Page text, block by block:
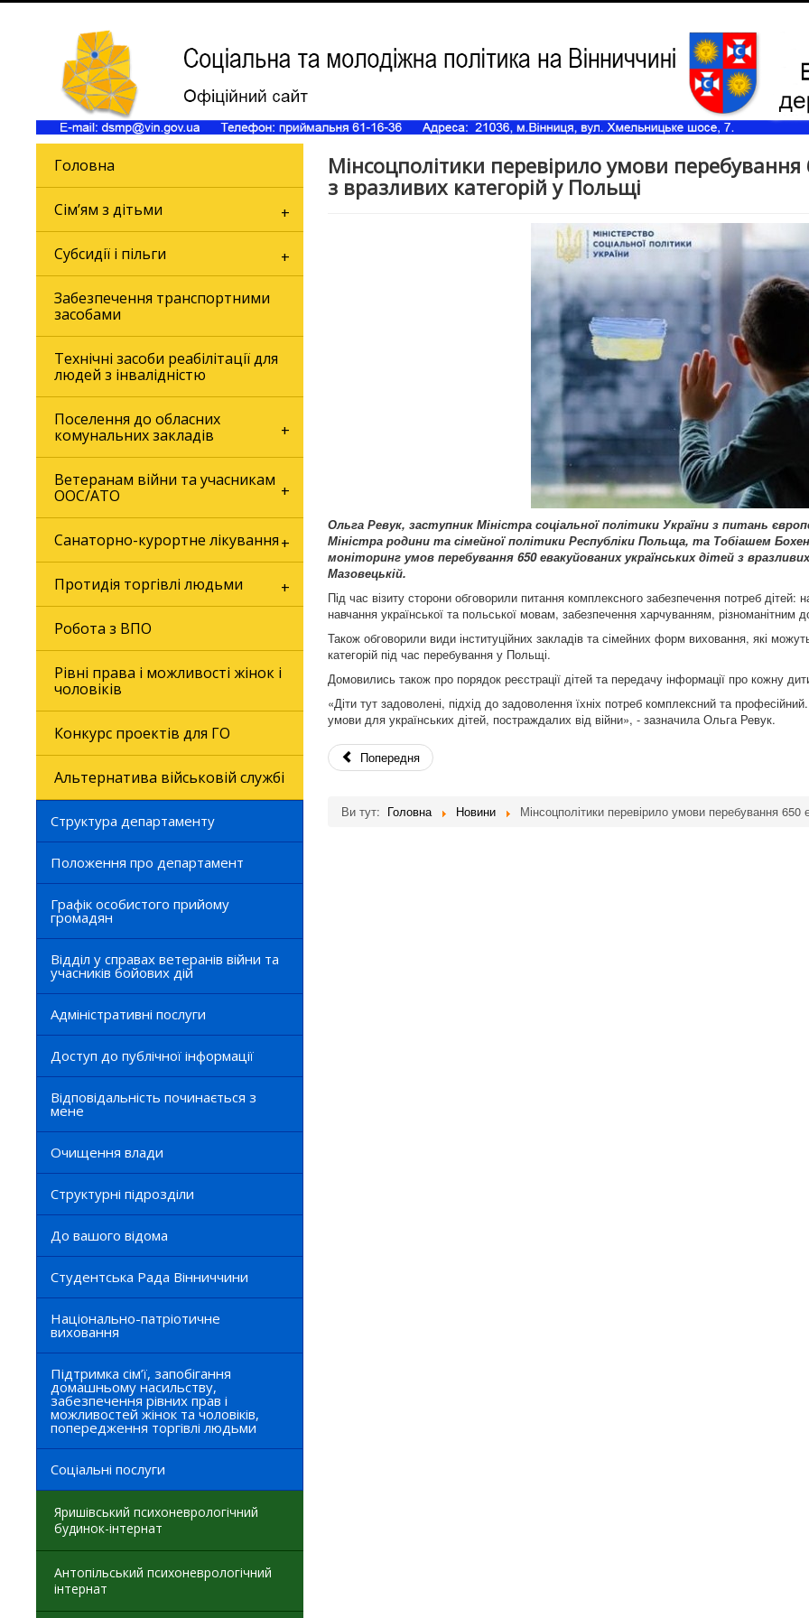
Головна
Сім’ям з дітьми
Субсидії і пільги
Забезпечення транспортними
засобами
Технічні засоби реабілітації для
людей з інвалідністю
Поселення до обласних
комунальних закладів
Ветеранам війни та учасникам
ООС/АТО
Санаторно-курортне лікування
Протидія торгівлі людьми
Робота з ВПО
Рівні права і можливості жінок і
чоловіків
Конкурс проектів для ГО
Альтернатива військовій службі
Структура департаменту
Положення про департамент
Графік особистого прийому
громадян
Відділ у справах ветеранів війни та
учасників бойових дій
Адміністративні послуги
Доступ до публічної інформації
Відповідальність починається з
мене
Очищення влади
Структурні підрозділи
До вашого відома
Студентська Рада Вінниччини
Національно-патріотичне
виховання
Підтримка сім’ї, запобігання
домашньому насильству,
забезпечення рівних прав і
можливостей жінок та чоловіків,
попередження торгівлі людьми
Соціальні послуги
Яришівський психоневрологічний
будинок-інтернат
Антопільський психоневрологічний
інтернат
Мінсоцполітики перевірило умови перебування
з вразливих категорій у Польщі
Ольга Ревук, заступник Міністра соціальної політики України з питань
Міністра родини та сімейної політики Республіки Польща, та Тобіашем
моніторинг умов перебування 650 евакуйованих українських дітей з
Мазовецькій.
Під час візиту сторони обговорили питання комплексного забезпечення потреб дітей:
навчання української та польської мовам, забезпечення харчуванням, різноманітним
Також обговорили види інституційних закладів та сімейних форм виховання, які
категорій під час перебування у Польщі.
Домовились також про порядок реєстрації дітей та передачу інформації про кожну
«Діти тут задоволені, підхід до задоволення їхніх потреб комплексний та
умови для українських дітей, постраждалих від війни», - зазначила Ольга Ревук.
Попередня
Ви тут: Головна Новини Мінсоцполітики перевірило умови перебування 650